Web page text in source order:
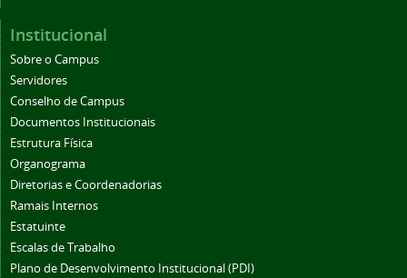
Institucional
Sobre o Campus
Servidores
Conselho de Campus
Documentos Institucionais
Estrutura Física
Organograma
Diretorias e Coordenadorias
Ramais Internos
Estatuinte
Escalas de Trabalho
Plano de Desenvolvimento Institucional (PDI)